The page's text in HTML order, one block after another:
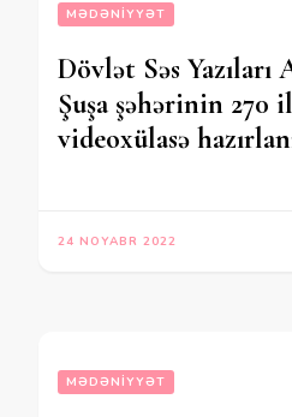
MƏDƏNIYYƏT
Dövlət Səs
Şuşa şəhərinin 270
videoxülasə
24 NOYABR 2022
MƏDƏNIYYƏT